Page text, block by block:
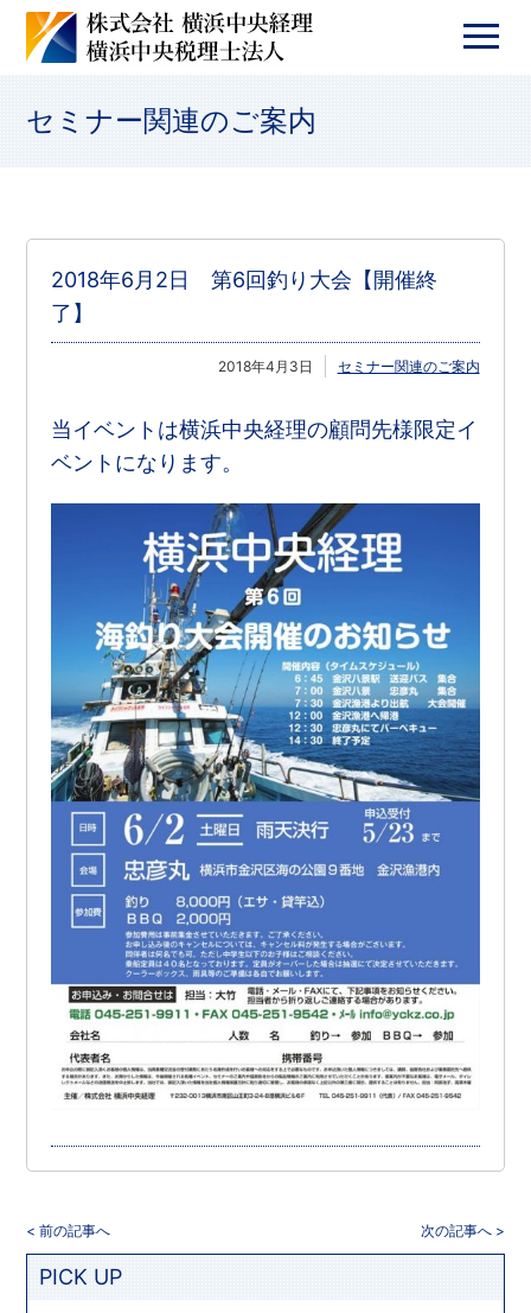
セミナー関連のご案内
2018年6月2日 第6回釣り大会【開催終
了】
2018年4月3日 セミナー関連のご案内
当イベントは横浜中央経理の顧問先様限定イ
ベントになります。
< 前の記事へ 次の記事へ >
PICK UP